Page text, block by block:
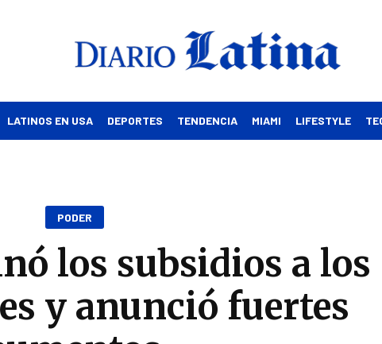
LATINOS EN USA DEPORTES TENDENCIA MIAMI LIFESTYLE
PODER
los subsidios a los
y anunció fuertes